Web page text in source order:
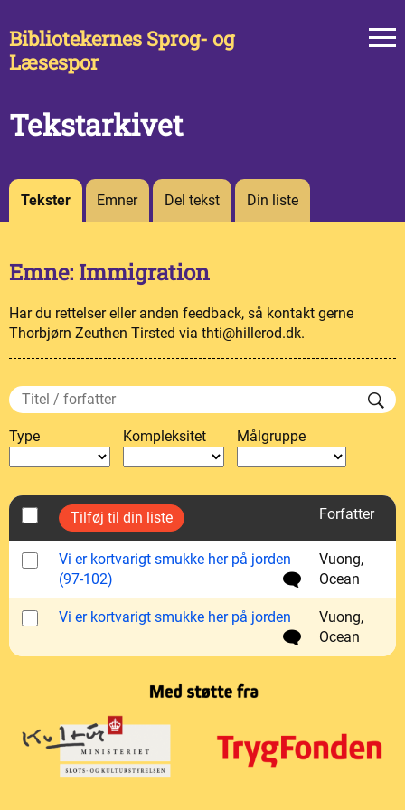
Bibliotekernes Sprog- og
Læsespor
Tekstarkivet
Tekster Emner Del tekst Din liste
Emne: Immigration
Har du rettelser eller anden feedback, så kontakt gerne
Thorbjørn Zeuthen Tirsted via thti@hillerod.dk.
Type Kompleksitet Målgruppe
Forfatter
Vi er kortvarigt smukke her på jorden
(97-102)
Vuong,
Ocean
Vi er kortvarigt smukke her på jorden
Vuong,
Ocean